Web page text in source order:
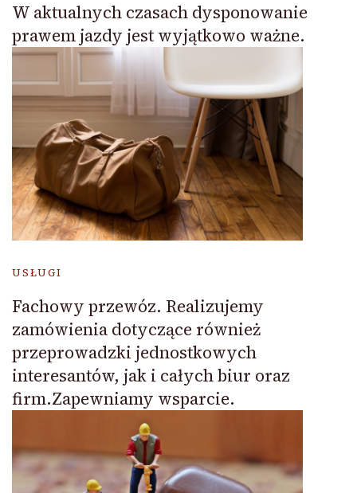
W aktualnych czasach dysponowanie
prawem jazdy jest wyjątkowo ważne.
USŁUGI
Fachowy przewóz. Realizujemy
zamówienia dotyczące również
przeprowadzki jednostkowych
interesantów, jak i całych biur oraz
firm.Zapewniamy wsparcie.